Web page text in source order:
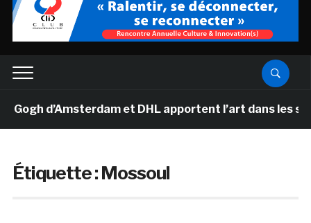
d’Amsterdam et DHL apportent l’art dans les
Étiquette :Mossoul